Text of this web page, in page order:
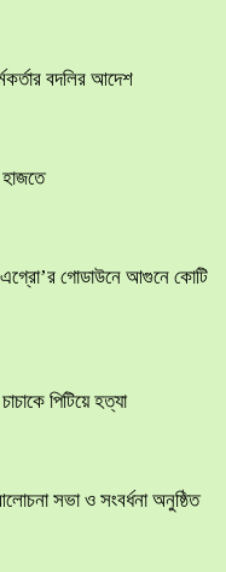
বদলির আদেশ
এগ্রো’র গোডাউনে আগুনে কোটি
পিটিয়ে হত্যা
সভা ও সংবর্ধনা অনুষ্ঠিত